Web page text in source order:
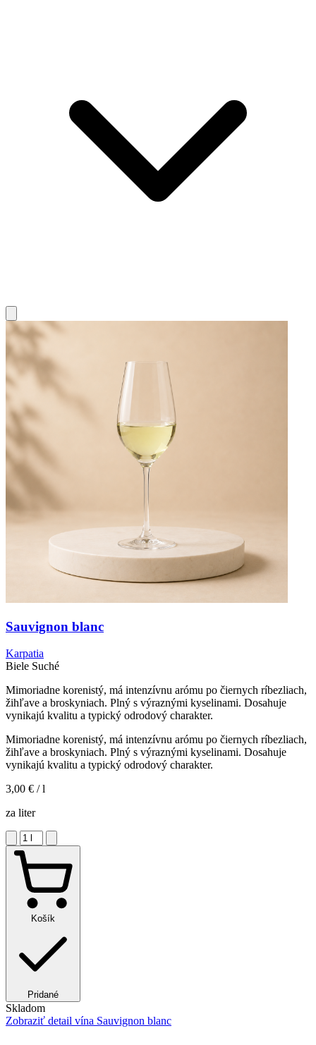
Sauvignon blanc
Karpatia
Biele Suché
Mimoriadne korenistý, má intenzívnu arómu po čiernych ríbezliach,
žihľave a broskyniach. Plný s výraznými kyselinami. Dosahuje
vynikajú kvalitu a typický odrodový charakter.
Mimoriadne korenistý, má intenzívnu arómu po čiernych ríbezliach,
žihľave a broskyniach. Plný s výraznými kyselinami. Dosahuje
vynikajú kvalitu a typický odrodový charakter.
3,00 € / l
za liter
Košík
Pridané
Skladom
Zobraziť detail vína Sauvignon blanc